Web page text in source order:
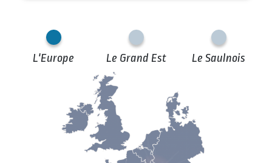
L'Europe Le Grand Est Le Saulnois